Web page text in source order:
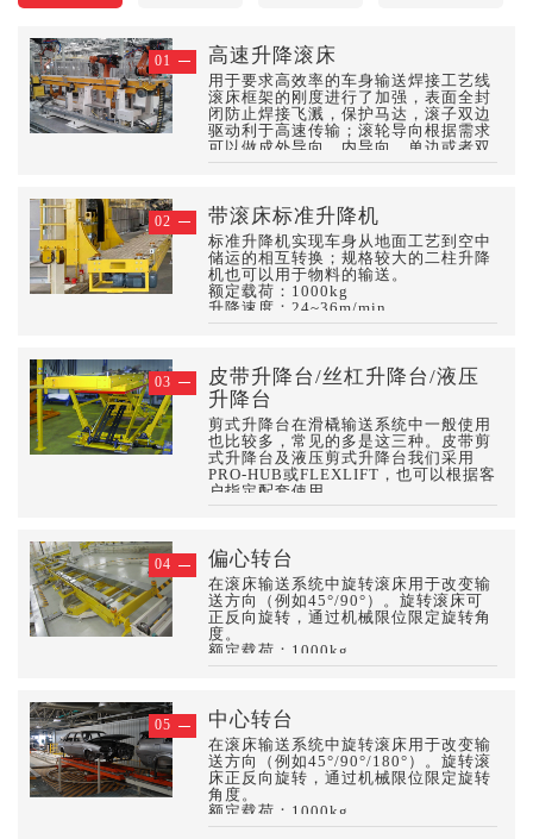
01 高速升降滚床
用于要求高效率的车身输送焊接工艺线
滚床框架的刚度进行了加强，表面全封
闭防止焊接飞溅，保护马达，滚子双边
驱动利于高速传输；滚轮导向根据需求
可以做成外导向、内导向、单边或者双
边导向；
额定载荷：1000-3000kg
输送速度：<150m/min
02 带滚床标准升降机
标准升降机实现车身从地面工艺到空中
储运的相互转换；规格较大的二柱升降
机也可以用于物料的输送。
额定载荷：1000kg
升降速度：24~36m/min
滚床输送速度：24~48m/min
03
皮带升降台/丝杠升降台/液压
升降台
剪式升降台在滑橇输送系统中一般使用
也比较多，常见的多是这三种。皮带剪
式升降台及液压剪式升降台我们采用
PRO-HUB或FLEXLIFT，也可以根据客
户指定配套使用。
升降行程：300-3000mm
04 偏心转台
在滚床输送系统中旋转滚床用于改变输
送方向（例如45°/90°）。旋转滚床可
正反向旋转，通过机械限位限定旋转角
度。
额定载荷：1000kg
旋转速度36m/min （变频可调）
05 中心转台
在滚床输送系统中旋转滚床用于改变输
送方向（例如45°/90°/180°）。旋转滚
床正反向旋转，通过机械限位限定旋转
角度。
额定载荷：1000kg
旋转速度36m/min （变频可调）